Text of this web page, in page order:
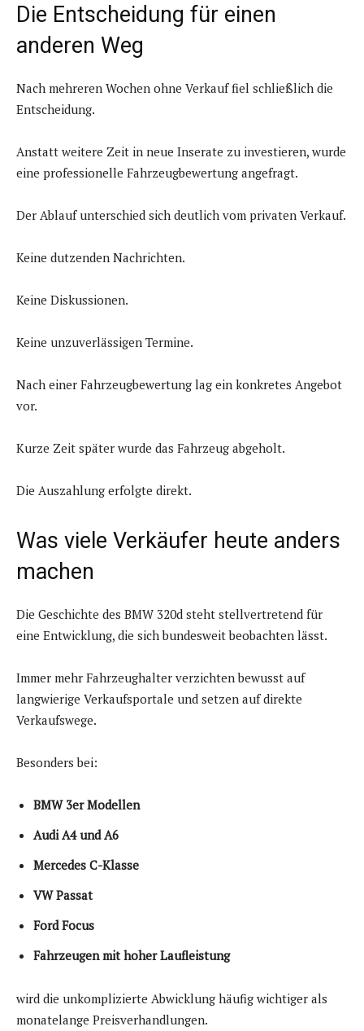
Die Entscheidung für einen
anderen Weg
Nach mehreren Wochen ohne Verkauf fiel schließlich die
Entscheidung.
Anstatt weitere Zeit in neue Inserate zu investieren, wurde
eine professionelle Fahrzeugbewertung angefragt.
Der Ablauf unterschied sich deutlich vom privaten Verkauf.
Keine dutzenden Nachrichten.
Keine Diskussionen.
Keine unzuverlässigen Termine.
Nach einer Fahrzeugbewertung lag ein konkretes Angebot
vor.
Kurze Zeit später wurde das Fahrzeug abgeholt.
Die Auszahlung erfolgte direkt.
Was viele Verkäufer heute anders
machen
Die Geschichte des BMW 320d steht stellvertretend für
eine Entwicklung, die sich bundesweit beobachten lässt.
Immer mehr Fahrzeughalter verzichten bewusst auf
langwierige Verkaufsportale und setzen auf direkte
Verkaufswege.
Besonders bei:
BMW 3er Modellen
Audi A4 und A6
Mercedes C-Klasse
VW Passat
Ford Focus
Fahrzeugen mit hoher Laufleistung
wird die unkomplizierte Abwicklung häufig wichtiger als
monatelange Preisverhandlungen.